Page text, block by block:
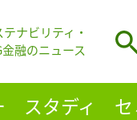
テナビリティ・
金融のニュース
スタディ